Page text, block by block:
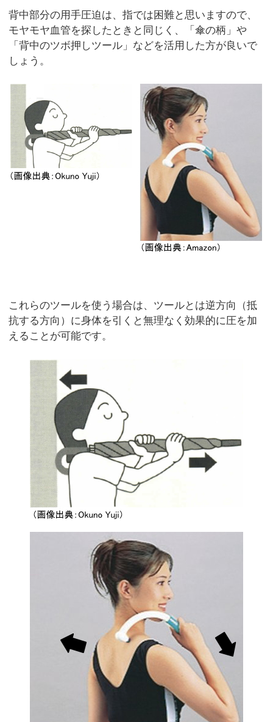
背中部分の用手圧迫は、指では困難と思いますので、
モヤモヤ血管を探したときと同じく、「傘の柄」や
「背中のツボ押しツール」などを活用した方が良いで
しょう。
これらのツールを使う場合は、ツールとは逆方向（抵
抗する方向）に身体を引くと無理なく効果的に圧を加
えることが可能です。